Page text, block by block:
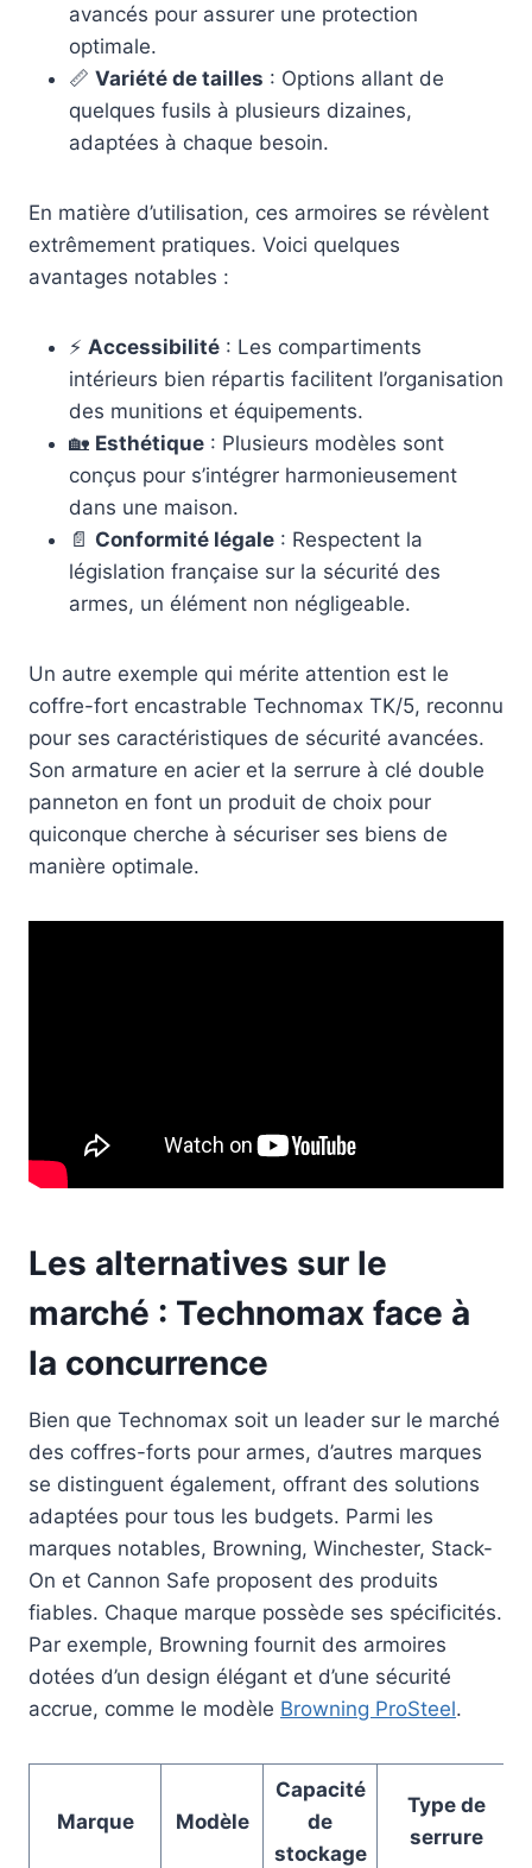
avancés pour assurer une protection
optimale.
📏 Variété de tailles : Options allant de
quelques fusils à plusieurs dizaines,
adaptées à chaque besoin.
En matière d’utilisation, ces armoires se révèlent
extrêmement pratiques. Voici quelques
avantages notables :
⚡ Accessibilité : Les compartiments
intérieurs bien répartis facilitent l’organisation
des munitions et équipements.
🏡 Esthétique : Plusieurs modèles sont
conçus pour s’intégrer harmonieusement
dans une maison.
📄 Conformité légale : Respectent la
législation française sur la sécurité des
armes, un élément non négligeable.
Un autre exemple qui mérite attention est le
coffre-fort encastrable Technomax TK/5, reconnu
pour ses caractéristiques de sécurité avancées.
Son armature en acier et la serrure à clé double
panneton en font un produit de choix pour
quiconque cherche à sécuriser ses biens de
manière optimale.
Les alternatives sur le
marché : Technomax face à
la concurrence
Bien que Technomax soit un leader sur le marché
des coffres-forts pour armes, d’autres marques
se distinguent également, offrant des solutions
adaptées pour tous les budgets. Parmi les
marques notables, Browning, Winchester, Stack-
On et Cannon Safe proposent des produits
fiables. Chaque marque possède ses spécificités.
Par exemple, Browning fournit des armoires
dotées d’un design élégant et d’une sécurité
accrue, comme le modèle Browning ProSteel.
Marque Modèle
Capacité
de
stockage
Type de
serrure